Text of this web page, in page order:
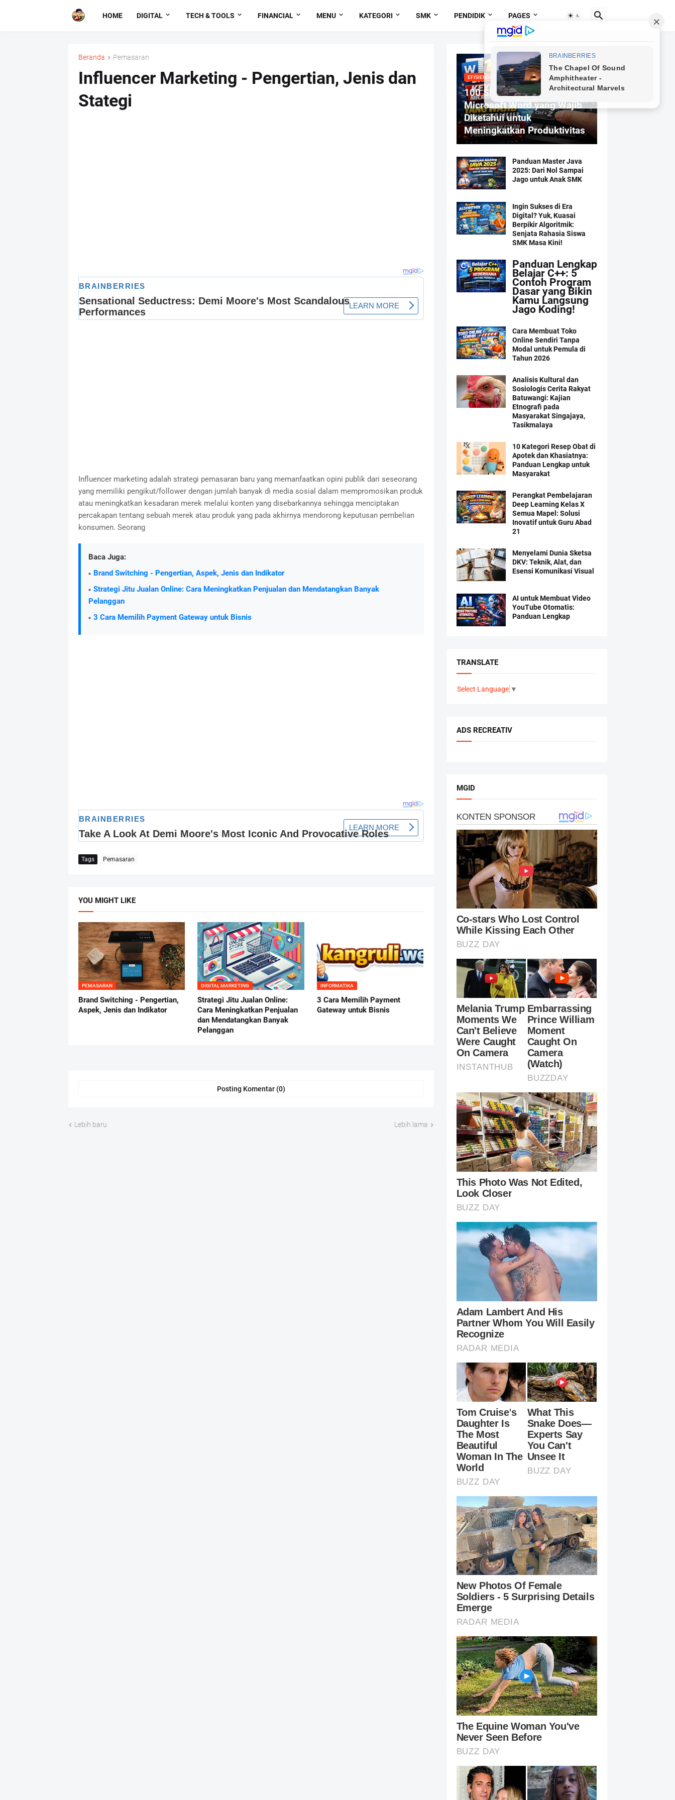
HOME DIGITAL TECH & TOOLS FINANCIAL MENU KATEGORI SMK PENDIDIK PAGES
Beranda Pemasaran
Influencer Marketing - Pengertian, Jenis dan
Stategi
Influencer marketing adalah strategi pemasaran baru yang memanfaatkan opini publik dari seseorang
yang memiliki pengikut/follower dengan jumlah banyak di media sosial dalam mempromosikan produk
atau meningkatkan kesadaran merek melalui konten yang disebarkannya sehingga menciptakan
percakapan tentang sebuah merek atau produk yang pada akhirnya mendorong keputusan pembelian
konsumen. Seorang
Baca Juga:
Brand Switching - Pengertian, Aspek, Jenis dan Indikator
Strategi Jitu Jualan Online: Cara Meningkatkan Penjualan dan Mendatangkan Banyak
Pelanggan
3 Cara Memilih Payment Gateway untuk Bisnis
Tags Pemasaran
YOU MIGHT LIKE
PEMASARAN
Brand Switching - Pengertian,
Aspek, Jenis dan Indikator
DIGITAL MARKETING
Strategi Jitu Jualan Online:
Cara Meningkatkan Penjualan
dan Mendatangkan Banyak
Pelanggan
INFORMATIKA
3 Cara Memilih Payment
Gateway untuk Bisnis
Posting Komentar (0)
Lebih baru Lebih lama
EFISIENSI MENGETIK
100 Shortcut Keyboard
Microsoft Word yang Wajib
Diketahui untuk
Meningkatkan Produktivitas
Panduan Master Java
2025: Dari Nol Sampai
Jago untuk Anak SMK
Ingin Sukses di Era
Digital? Yuk, Kuasai
Berpikir Algoritmik:
Senjata Rahasia Siswa
SMK Masa Kini!
Panduan Lengkap
Belajar C++: 5
Contoh Program
Dasar yang Bikin
Kamu Langsung
Jago Koding!
Cara Membuat Toko
Online Sendiri Tanpa
Modal untuk Pemula di
Tahun 2026
Analisis Kultural dan
Sosiologis Cerita Rakyat
Batuwangi: Kajian
Etnografi pada
Masyarakat Singajaya,
Tasikmalaya
10 Kategori Resep Obat di
Apotek dan Khasiatnya:
Panduan Lengkap untuk
Masyarakat
Perangkat Pembelajaran
Deep Learning Kelas X
Semua Mapel: Solusi
Inovatif untuk Guru Abad
21
Menyelami Dunia Sketsa
DKV: Teknik, Alat, dan
Esensi Komunikasi Visual
AI untuk Membuat Video
YouTube Otomatis:
Panduan Lengkap
TRANSLATE
Select Language ▼
ADS RECREATIV
MGID